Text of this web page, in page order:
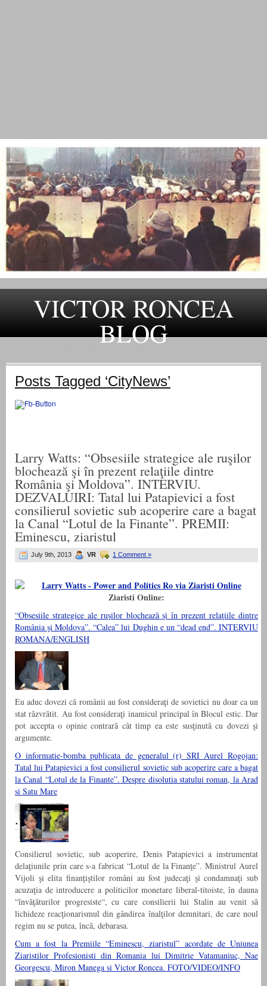
VICTOR RONCEA
BLOG
Posts Tagged ‘CityNews’
Larry Watts: “Obsesiile strategice ale ruşilor
blochează şi în prezent relaţiile dintre
România şi Moldova”. INTERVIU.
DEZVALUIRI: Tatal lui Patapievici a fost
consilierul sovietic sub acoperire care a bagat
la Canal “Lotul de la Finante”. PREMII:
Eminescu, ziaristul
July 9th, 2013 VR 1 Comment »
Ziaristi Online:
“Obsesiile strategice ale ruşilor blochează şi în prezent relaţiile dintre
România şi Moldova”. “Calea” lui Dughin e un “dead end”. INTERVIU
ROMANA/ENGLISH
Eu aduc dovezi că românii au fost consideraţi de sovietici nu doar ca un
stat răzvrătit. Au fost consideraţi inamicul principal în Blocul estic. Dar
pot accepta o opinie contrară cât timp ea este susţinută cu dovezi şi
argumente.
O informatie-bomba publicata de generalul (r) SRI Aurel Rogojan:
Tatal lui Patapievici a fost consilierul sovietic sub acoperire care a bagat
la Canal “Lotul de la Finante”. Despre disolutia statului roman, la Arad
si Satu Mare
Consilierul sovietic, sub acoperire, Denis Patapievici a instrumentat
delaţiunile prin care s-a fabricat “Lotul de la Finanţe”. Ministrul Aurel
Vijoli şi elita finanţiştilor români au fost judecaţi şi condamnaţi sub
acuzaţia de introducere a politicilor monetare liberal-titoiste, în dauna
“învăţăturilor progresiste“, cu care consilierii lui Stalin au venit să
lichideze reacţionarismul din gândirea înalţilor demnitari, de care noul
regim nu se putea, încă, debarasa.
Cum a fost la Premiile “Eminescu, ziaristul” acordate de Uniunea
Ziaristilor Profesionisti din Romania lui Dimitrie Vatamaniuc, Nae
Georgescu, Miron Manega si Victor Roncea. FOTO/VIDEO/INFO